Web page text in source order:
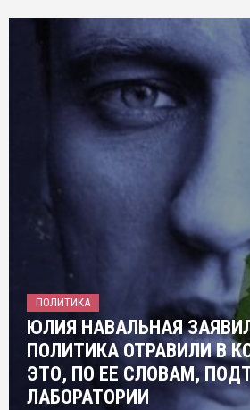
ПОЛИТИКА
ЮЛИЯ НАВАЛЬНАЯ
ПОЛИТИКА ОТРАВИЛИ В
ЭТО, ПО ЕЕ СЛОВАМ,
ЛАБОРАТОРИИ